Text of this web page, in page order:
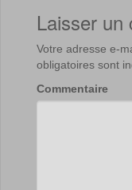
Laisser un
Votre adresse e-
obligatoires sont
Commentaire